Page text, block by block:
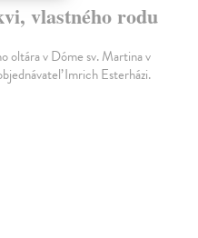
vlastného rodu
oltára v Dóme sv. Martina v
Imrich Esterházi.